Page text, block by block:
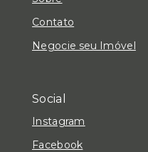
Contato
Negocie seu Imóvel
Social
Instagram
Facebook